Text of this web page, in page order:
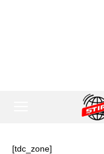
[tdc_zone]